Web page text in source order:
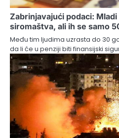
Zabrinjavajući podaci:
siromaštva, ali ih se samo
Među tim ljudima uzrasta do 30
da li će u penziji biti finansijski